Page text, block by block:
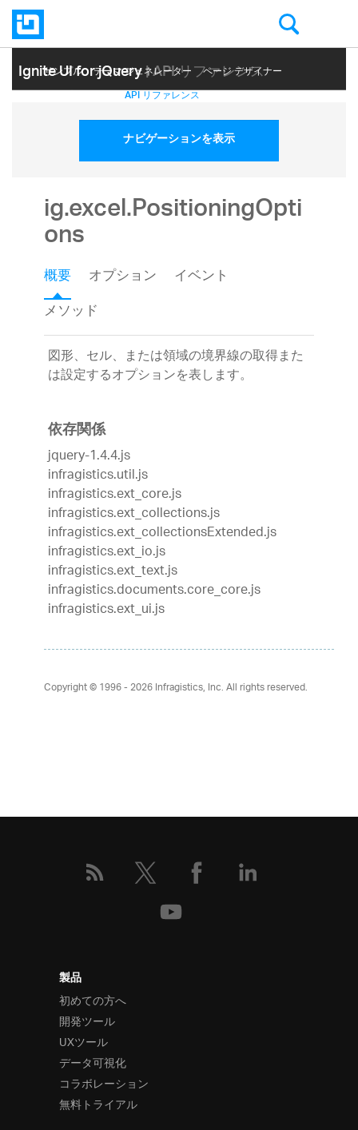
Ignite UI for jQuery| API リファレンス
サンプル テーマ ジェネレーター ページ デザイナー
ヘルプ トピック API リファレンス
ナビゲーションを表示
ig.excel.PositioningOpti
ons
概要 オプション
イベント
メソッド
図形、セル、または領域の境界線の取得また
は設定するオプションを表します。
依存関係
jquery-1.4.4.js
infragistics.util.js
infragistics.ext_core.js
infragistics.ext_collections.js
infragistics.ext_collectionsExtended.js
infragistics.ext_io.js
infragistics.ext_text.js
infragistics.documents.core_core.js
infragistics.ext_ui.js
Copyright © 1996 - 2026Infragistics, Inc. All rights reserved.
製品
初めての方へ
開発ツール
UXツール
データ可視化
コラボレーション
無料トライアル